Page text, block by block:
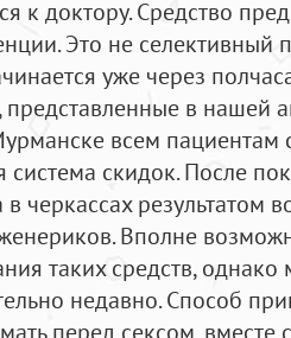
к доктору. Средство
Это не селективный
уже через
в нашей
всем пациентам
система скидок. После
черкассах результатом
Вполне
таких средств,
недавно. Способ
перед сексом,